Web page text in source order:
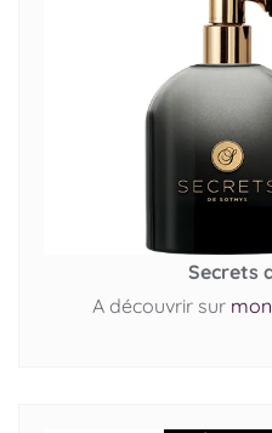
Secrets
A découvrir sur